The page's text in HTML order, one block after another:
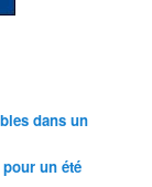
dans un
un été